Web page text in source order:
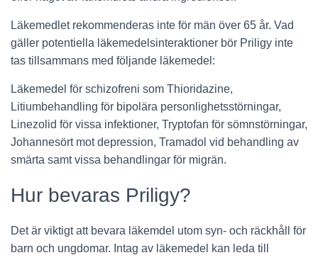
Läkemedlet rekommenderas inte för män över 65 år. Vad
gäller potentiella läkemedelsinteraktioner bör Priligy inte
tas tillsammans med följande läkemedel:
Läkemedel för schizofreni som Thioridazine,
Litiumbehandling för bipolära personlighetsstörningar,
Linezolid för vissa infektioner, Tryptofan för sömnstörningar,
Johannesört mot depression, Tramadol vid behandling av
smärta samt vissa behandlingar för migrän.
Hur bevaras Priligy?
Det är viktigt att bevara läkemdel utom syn- och räckhåll för
barn och ungdomar. Intag av läkemedel kan leda till